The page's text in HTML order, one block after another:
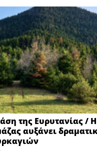
της Ευρυτανίας
αυξάνει